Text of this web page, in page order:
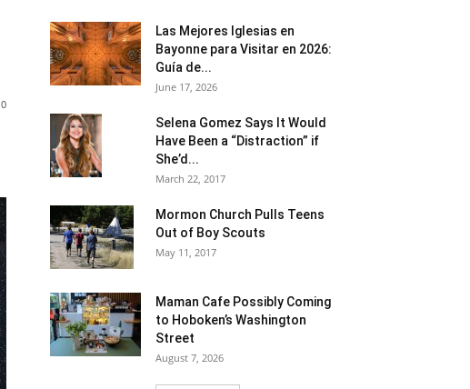
0
Las Mejores Iglesias en
Bayonne para Visitar en 2026:
Guía de...
June 17, 2026
Selena Gomez Says It Would
Have Been a “Distraction” if
She’d...
March 22, 2017
Mormon Church Pulls Teens
Out of Boy Scouts
May 11, 2017
Maman Cafe Possibly Coming
to Hoboken’s Washington
Street
August 7, 2026